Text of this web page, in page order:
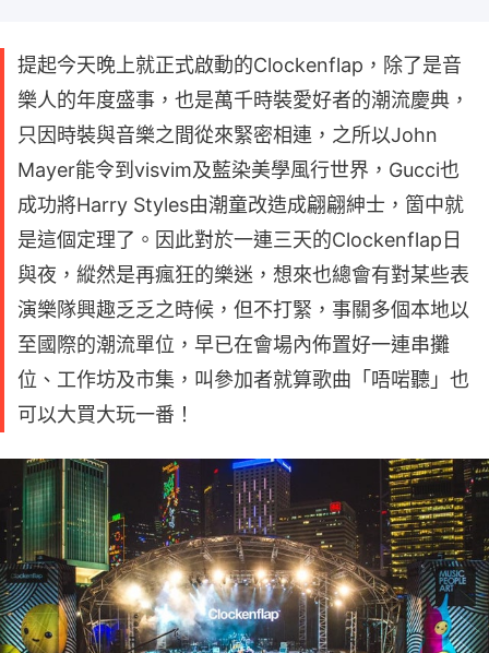
提起今天晚上就正式啟動的Clockenflap，除了是音
樂人的年度盛事，也是萬千時裝愛好者的潮流慶典，
只因時裝與音樂之間從來緊密相連，之所以John
Mayer能令到visvim及藍染美學風行世界，Gucci也
成功將Harry Styles由潮童改造成翩翩紳士，箇中就
是這個定理了。因此對於一連三天的Clockenflap日
與夜，縱然是再瘋狂的樂迷，想來也總會有對某些表
演樂隊興趣乏乏之時候，但不打緊，事關多個本地以
至國際的潮流單位，早已在會場內佈置好一連串攤
位、工作坊及市集，叫參加者就算歌曲「唔啱聽」也
可以大買大玩一番！